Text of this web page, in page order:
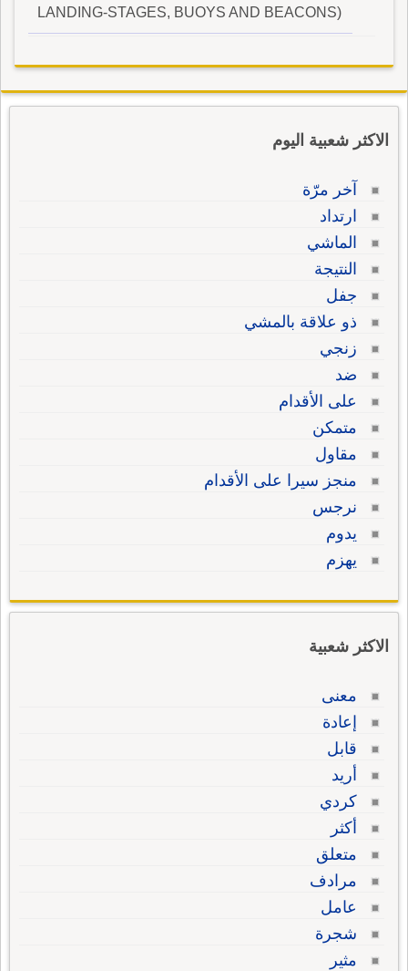
LANDING-STAGES, BUOYS AND BEACONS)
الاكثر شعبية اليوم
آخر مرّة
ارتداد
الماشي
النتيجة
جفل
ذو علاقة بالمشي
زنجي
ضد
على الأقدام
متمكن
مقاول
منجز سيرا على الأقدام
نرجس
يدوم
يهزم
الاكثر شعبية
معنى
إعادة
قابل
أريد
كردي
أكثر
متعلق
مرادف
عامل
شجرة
مثير